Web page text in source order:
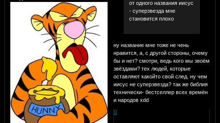
от одного названия иисус
- суперзвезда мне
становится плохо
ну название мне тоже не чень
нравится, а, с другой стороны, очему
бы и нет? смотри, ведь кого мы звоём
звёздами? тех людей, которые
оставляют какойто свой след. ну чем
иисус не суперзвезда? так же библия
технически- бестселлер всех времён
и народов xdd
0